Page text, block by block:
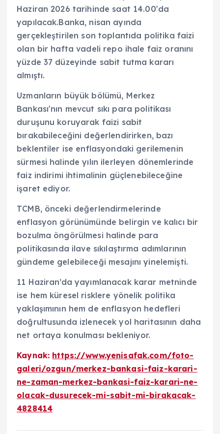
Haziran 2026 tarihinde saat 14.00'da
yapılacak.Banka, nisan ayında
gerçekleştirilen son toplantıda politika faizi
olan bir hafta vadeli repo ihale faiz oranını
yüzde 37 düzeyinde sabit tutma kararı
almıştı.
Uzmanların büyük bölümü, Merkez
Bankası'nın mevcut sıkı para politikası
duruşunu koruyarak faizi sabit
bırakabileceğini değerlendirirken, bazı
beklentiler ise enflasyondaki gerilemenin
sürmesi halinde yılın ilerleyen dönemlerinde
faiz indirimi ihtimalinin güçlenebileceğine
işaret ediyor.
TCMB, önceki değerlendirmelerinde
enflasyon görünümünde belirgin ve kalıcı bir
bozulma öngörülmesi halinde para
politikasında ilave sıkılaştırma adımlarının
gündeme gelebileceği mesajını yinelemişti.
11 Haziran’da yayımlanacak karar metninde
ise hem küresel risklere yönelik politika
yaklaşımının hem de enflasyon hedefleri
doğrultusunda izlenecek yol haritasının daha
net ortaya konulması bekleniyor.
Kaynak: https://www.yenisafak.com/foto-
galeri/ozgun/merkez-bankasi-faiz-karari-
ne-zaman-merkez-bankasi-faiz-karari-ne-
olacak-dusurecek-mi-sabit-mi-birakacak-
4828414